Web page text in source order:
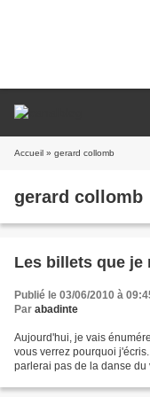
Accueil » gerard collomb
gerard collomb
Les billets que je
Publié le 03/06/2010 à
Par abadinte
Aujourd'hui, je vais
vous verrez pourquoi
parlerai pas de la danse